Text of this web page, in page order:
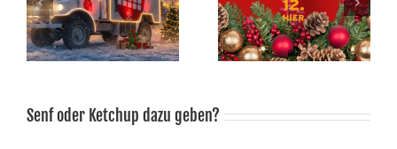
Adventskalender Last Minute Geschenk
Senf oder Ketchup dazu geben?